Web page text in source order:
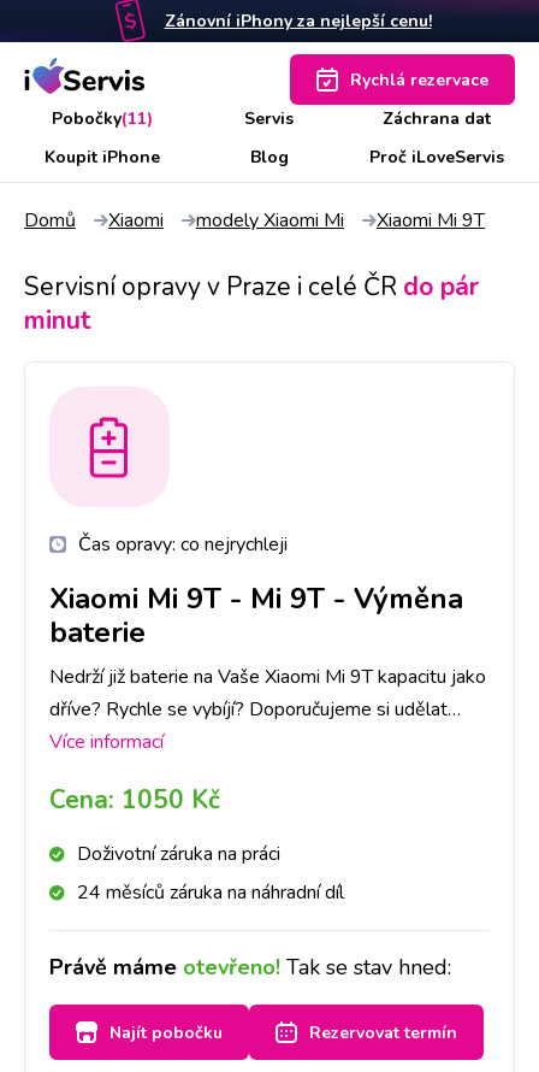
Zánovní iPhony za nejlepší cenu!
Pobočky(11) Servis
Záchrana dat
Koupit iPhone
Blog Proč iLoveServis
Rychlá rezervace
Domů Xiaomi modely Xiaomi Mi Xiaomi Mi 9T
Servisní opravy v Praze i celé ČR do pár
minut
Čas opravy: co nejrychleji
Xiaomi Mi 9T - Mi 9T - Výměna
baterie
Nedrží již baterie na Vaše Xiaomi Mi 9T kapacitu jako
dříve? Rychle se vybíjí? Doporučujeme si udělat
rezervaci nebo zavolat na vybranou pobočku,
do půl hodiny Vám baterii vyměníme.
Více informací
Cena: 1050 Kč
Doživotní záruka na práci
24 měsíců záruka na náhradní díl
Právě máme otevřeno! Tak se stav hned:
Najít pobočku Rezervovat termín